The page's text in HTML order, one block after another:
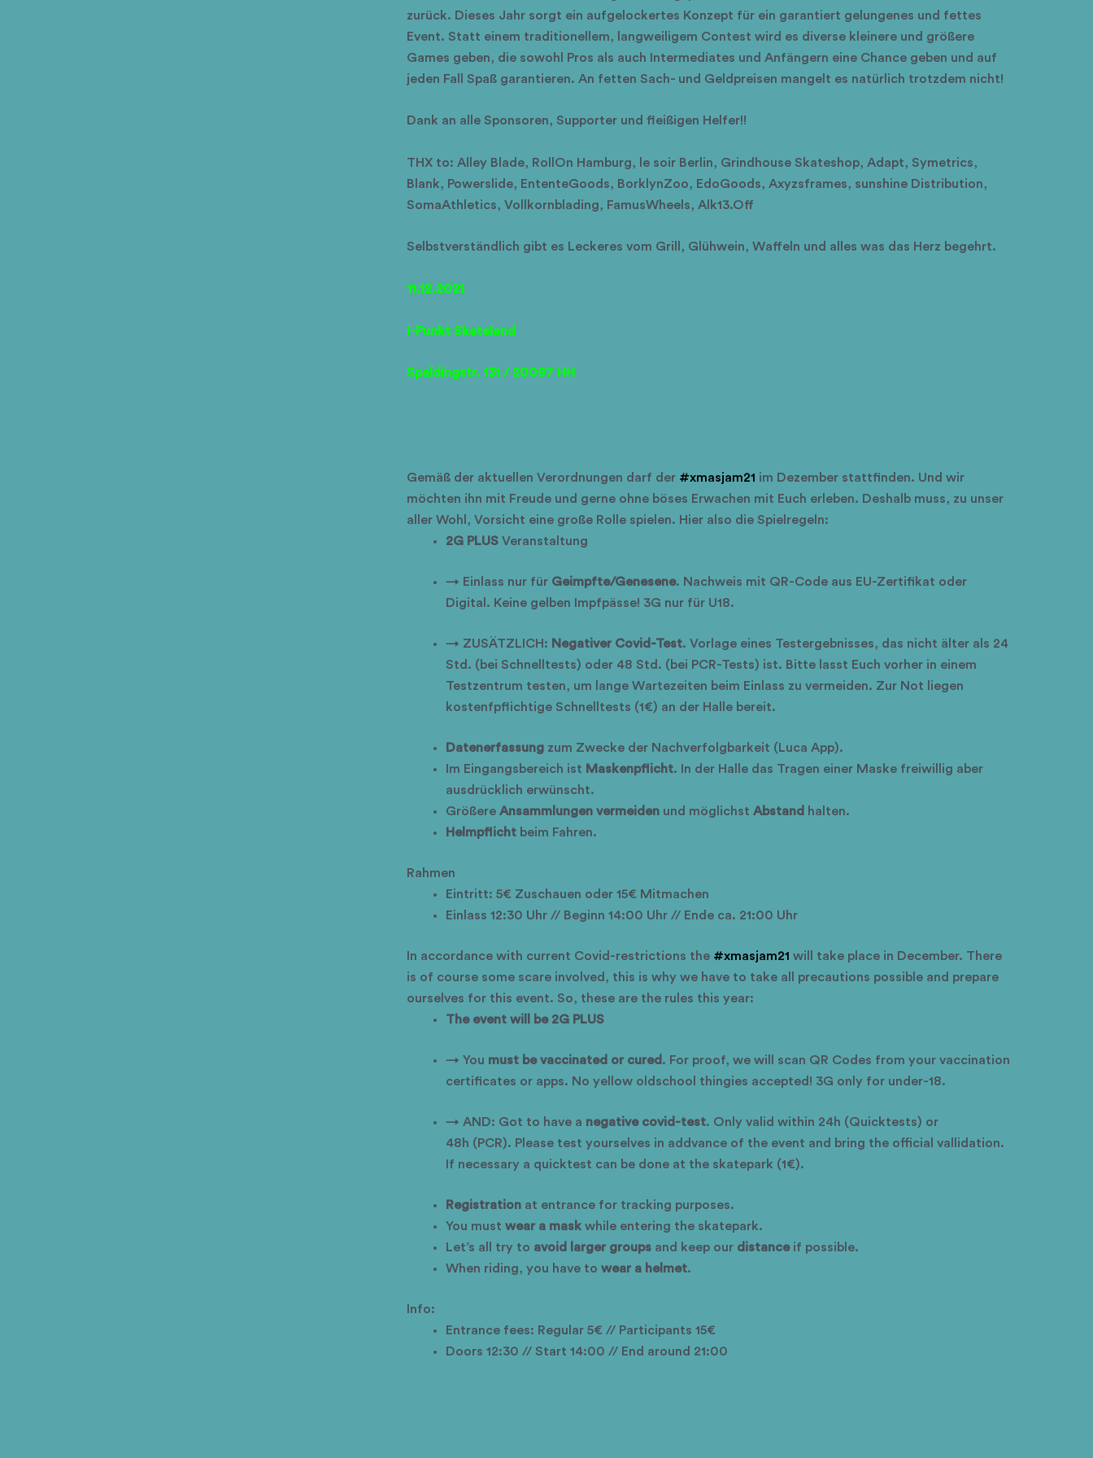
zurück. Dieses Jahr sorgt ein aufgelockertes Konzept für ein garantiert gelungenes und fettes
Event. Statt einem traditionellem, langweiligem Contest wird es diverse kleinere und größere
Games geben, die sowohl Pros als auch Intermediates und Anfängern eine Chance geben und auf
jeden Fall Spaß garantieren. An fetten Sach- und Geldpreisen mangelt es natürlich trotzdem nicht!
Dank an alle Sponsoren, Supporter und fleißigen Helfer!!
THX to: Alley Blade, RollOn Hamburg, le soir Berlin, Grindhouse Skateshop, Adapt, Symetrics,
Blank, Powerslide, EntenteGoods, BorklynZoo, EdoGoods, Axyzsframes, sunshine Distribution,
SomaAthletics, Vollkornblading, FamusWheels, Alk13.Off
Selbstverständlich gibt es Leckeres vom Grill, Glühwein, Waffeln und alles was das Herz begehrt.
11.12.2021
I-Punkt Skateland
Spaldingstr. 131 / 20097 HH
Gemäß der aktuellen Verordnungen darf der #xmasjam21 im Dezember stattfinden. Und wir
möchten ihn mit Freude und gerne ohne böses Erwachen mit Euch erleben. Deshalb muss, zu unser
aller Wohl, Vorsicht eine große Rolle spielen. Hier also die Spielregeln:
2G PLUS Veranstaltung
→ Einlass nur für Geimpfte/Genesene. Nachweis mit QR-Code aus EU-Zertifikat oder
Digital. Keine gelben Impfpässe! 3G nur für U18.
→ ZUSÄTZLICH: Negativer Covid-Test. Vorlage eines Testergebnisses, das nicht älter als 24
Std. (bei Schnelltests) oder 48 Std. (bei PCR-Tests) ist. Bitte lasst Euch vorher in einem
Testzentrum testen, um lange Wartezeiten beim Einlass zu vermeiden. Zur Not liegen
kostenfpflichtige Schnelltests (1€) an der Halle bereit.
Datenerfassung zum Zwecke der Nachverfolgbarkeit (Luca App).
Im Eingangsbereich ist Maskenpflicht. In der Halle das Tragen einer Maske freiwillig aber
ausdrücklich erwünscht.
Größere Ansammlungen vermeiden und möglichst Abstand
halten.
Helmpflicht beim Fahren.
Rahmen
Eintritt: 5€ Zuschauen oder 15€ Mitmachen
Einlass 12:30 Uhr // Beginn 14:00 Uhr // Ende ca. 21:00 Uhr
In accordance with current Covid-restrictions the #xmasjam21 will take place in December. There
is of course some scare involved, this is why we have to take all precautions possible and prepare
ourselves for this event. So, these are the rules this year:
The event will be 2G PLUS
→ You must be vaccinated or cured . For proof, we will scan QR Codes from your vaccination
certificates or apps. No yellow oldschool thingies accepted! 3G only for under-18.
→ AND: Got to have a negative covid-test. Only valid within 24h (Quicktests) or
48h (PCR). Please test yourselves in addvance of the event and bring the official vallidation.
If necessary a quicktest can be done at the skatepark (1€).
Registration at entrance for tracking purposes.
You must wear a mask while entering the skatepark.
Let’s all try to avoid larger groups and keep our distanceif possible.
When riding, you have to wear a helmet.
Info:
Entrance fees: Regular 5€ // Participants 15€
Doors 12:30 // Start 14:00 // End around 21:00